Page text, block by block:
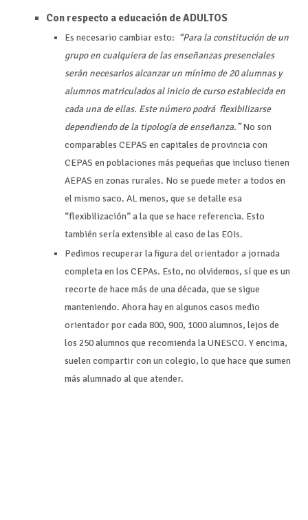
Con respecto a educación de ADULTOS
Es necesario cambiar esto: “Para la constitución de un
grupo en cualquiera de las enseñanzas presenciales
serán necesarios alcanzar un mínimo de 20 alumnas y
alumnos matriculados al inicio de curso establecida en
cada una de ellas. Este número podrá flexibilizarse
dependiendo de la tipología de enseñanza.”No son
comparables CEPAS en capitales de provincia con
CEPAS en poblaciones más pequeñas que incluso tienen
AEPAS en zonas rurales. No se puede meter a todos en
el mismo saco. AL menos, que se detalle esa
“flexibilización” a la que se hace referencia. Esto
también sería extensible al caso de las EOIs.
Pedimos recuperar la figura del orientador a jornada
completa en los CEPAs. Esto, no olvidemos, sí que es un
recorte de hace más de una década, que se sigue
manteniendo. Ahora hay en algunos casos medio
orientador por cada 800, 900, 1000 alumnos, lejos de
los 250 alumnos que recomienda la UNESCO. Y encima,
suelen compartir con un colegio, lo que hace que sumen
más alumnado al que atender.